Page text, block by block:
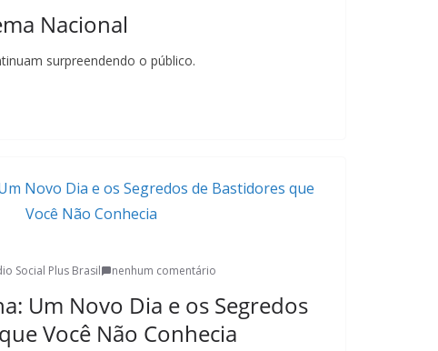
Nacional
surpreendendo o público.
Social Plus Brasil nenhum comentário
Um Novo Dia e os Segredos
Você Não Conhecia